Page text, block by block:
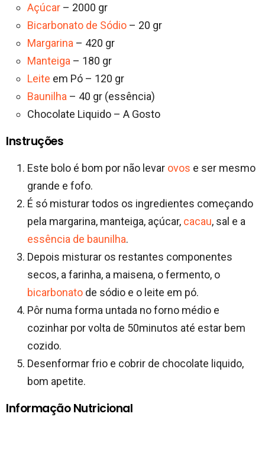
Açúcar – 2000 gr
Bicarbonato de Sódio – 20 gr
Margarina – 420 gr
Manteiga – 180 gr
Leite em Pó – 120 gr
Baunilha – 40 gr (essência)
Chocolate Liquido – A Gosto
Instruções
Este bolo é bom por não levar ovos e ser mesmo
grande e fofo.
É só misturar todos os ingredientes começando
pela margarina, manteiga, açúcar, cacau, sal e a
essência de baunilha.
Depois misturar os restantes componentes
secos, a farinha, a maisena, o fermento, o
bicarbonato de sódio e o leite em pó.
Pôr numa forma untada no forno médio e
cozinhar por volta de 50minutos até estar bem
cozido.
Desenformar frio e cobrir de chocolate liquido,
bom apetite.
Informação Nutricional